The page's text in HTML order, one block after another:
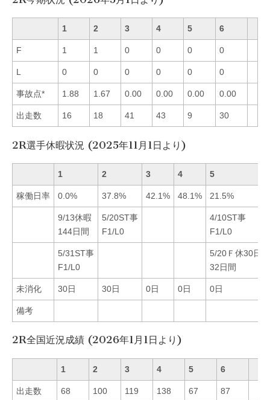
1 2 3 4 5 6
F 1 1 0 0 0 0
L 0 0 0 0 0 0
事故点* 1.88 1.67 0.00 0.00 0.00 0.00
出走数 16 18 41 43 9 30
2R選手休暇状況 (2025年11月1日より)
1 2 3 4 5
稼働日率 0.0% 37.8% 42.1% 48.1% 21.5%
9/13休暇
144日間
5/20ST事
F1/L0
4/10ST事
F1/L0
5/31ST事
F1/L0
5/20Ｆ休30日
32日間
未消化 30日 30日 0日 0日 0日
備考
2R全国近況成績 (2026年1月1日より)
1 2 3 4 5 6
出走数 68 100 119 138 67 87